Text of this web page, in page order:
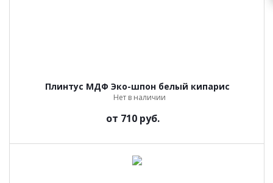
Плинтус МДФ Эко-шпон белый кипарис
Нет в наличии
от 710 руб.